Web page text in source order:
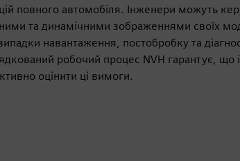
повного автомобіля. Інженери можуть
та динамічними зображеннями своїх
навантаження, постобробку та
робочий процес NVH гарантує, що
оцінити ці вимоги.